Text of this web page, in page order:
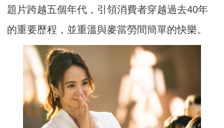
題片跨越五個年代，引領消費者穿越過去40年
的重要歷程，並重溫與麥當勞間簡單的快樂。